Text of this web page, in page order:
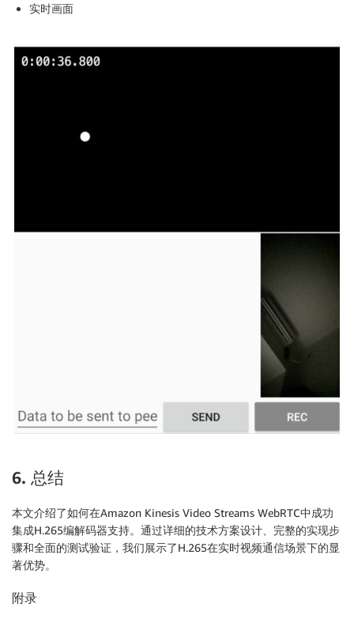
实时画面
6. 总结
本文介绍了如何在Amazon Kinesis Video Streams WebRTC中成功
集成H.265编解码器支持。通过详细的技术方案设计、完整的实现步
骤和全面的测试验证，我们展示了H.265在实时视频通信场景下的显
著优势。
附录